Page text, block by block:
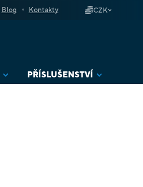
Blog Kontakty CZK
PŘÍSLUŠENSTVÍ